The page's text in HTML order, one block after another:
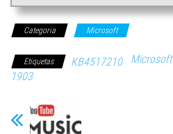
Categoria Microsoft
Etiquetas KB4517210 Microsoft
1903